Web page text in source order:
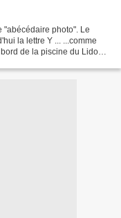
"abécédaire photo". Le
la lettre Y ... ...comme
de la piscine du Lido